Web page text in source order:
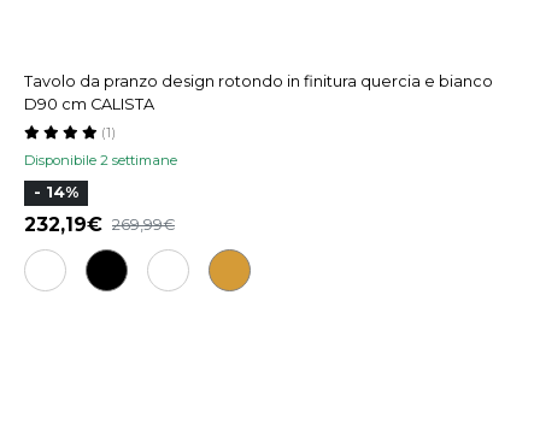
Tavolo da pranzo design rotondo in finitura quercia e bianco
D90 cm CALISTA
Disponibile 2 settimane
(1)
- 14%
232,19€ 269,99€